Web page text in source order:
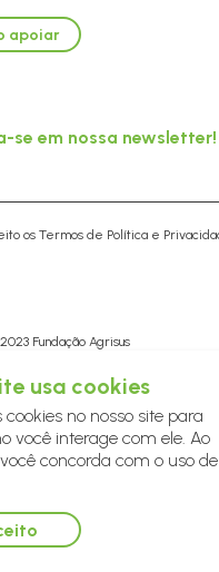
apoiar
se em nossa newsletter!
os Termos de Política e
Fundação Agrisus
Desenvolvido por
usa cookies
cookies no nosso site para
você interage com ele. Ao
concorda com o uso de